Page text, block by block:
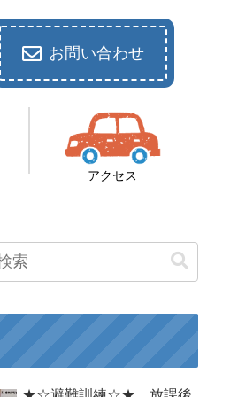
お問い合わせ
アクセス